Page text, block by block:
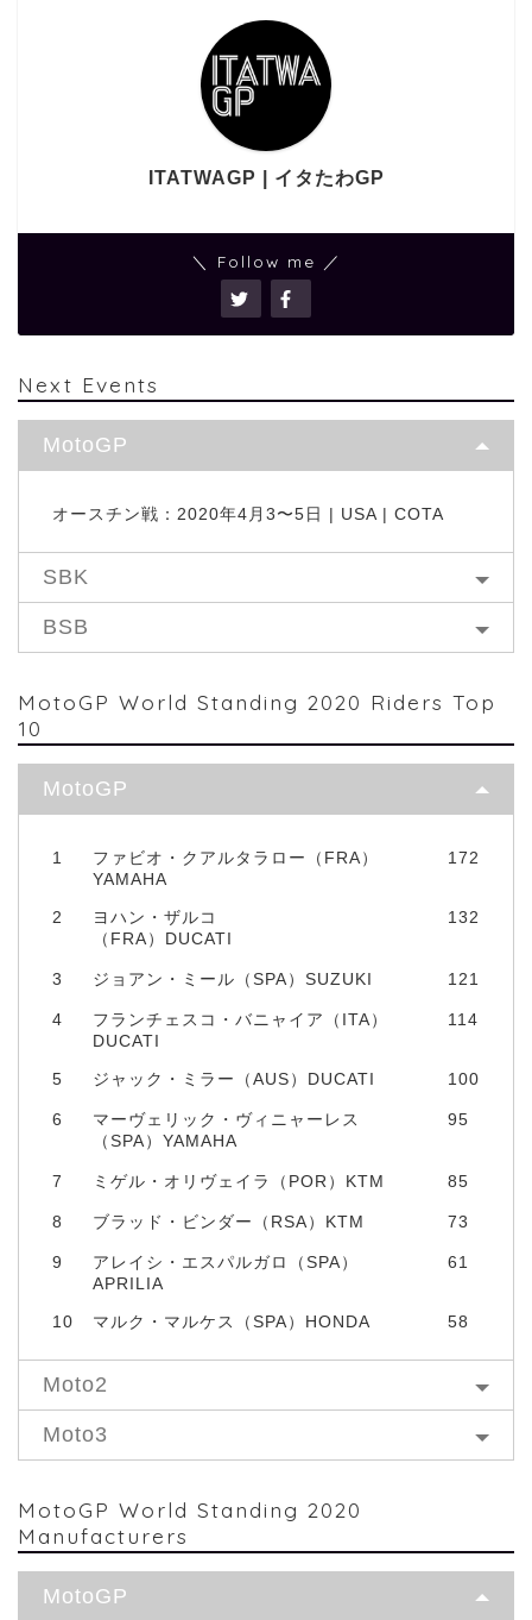
ITATWAGP | イタたわGP
＼ Follow me ／
Next Events
MotoGP
オースチン戦：2020年4月3〜5日 | USA | COTA
SBK
BSB
MotoGP World Standing 2020 Riders Top
10
MotoGP
1
ファビオ・クアルタラロー（FRA）
YAMAHA
172
2
ヨハン・ザルコ
（FRA）DUCATI
132
3 ジョアン・ミール（SPA）SUZUKI 121
4
フランチェスコ・バニャイア（ITA）
DUCATI
114
5 ジャック・ミラー（AUS）DUCATI 100
6
マーヴェリック・ヴィニャーレス
（SPA）YAMAHA
95
7 ミゲル・オリヴェイラ（POR）KTM 85
8 ブラッド・ビンダー（RSA）KTM 73
9
アレイシ・エスパルガロ（SPA）
APRILIA
61
10 マルク・マルケス（SPA）HONDA 58
Moto2
Moto3
MotoGP World Standing 2020
Manufacturers
MotoGP